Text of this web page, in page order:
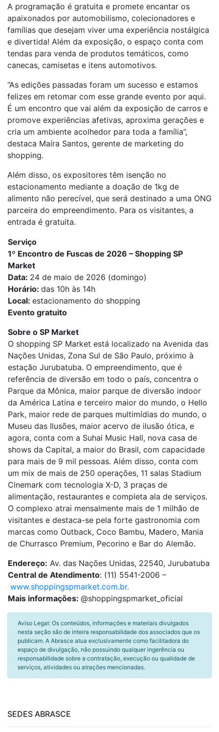
A programação é gratuita e promete encantar os
apaixonados por automobilismo, colecionadores e
famílias que desejam viver uma experiência nostálgica
e divertida! Além da exposição, o espaço conta com
tendas para venda de produtos temáticos, como
canecas, camisetas e itens automotivos.
“As edições passadas foram um sucesso e estamos
felizes em retomar com esse grande evento por aqui.
É um encontro que vai além da exposição de carros e
promove experiências afetivas, aproxima gerações e
cria um ambiente acolhedor para toda a família”,
destaca Maíra Santos, gerente de marketing do
shopping.
Além disso, os expositores têm isenção no
estacionamento mediante a doação de 1kg de
alimento não perecível, que será destinado a uma ONG
parceira do empreendimento. Para os visitantes, a
entrada é gratuita.
Serviço
1º Encontro de Fuscas de 2026 – Shopping SP
Market
Data: 24 de maio de 2026 (domingo)
Horário: das 10h às 14h
Local: estacionamento do shopping
Evento gratuito
Sobre o SP Market
O shopping SP Market está localizado na Avenida das
Nações Unidas, Zona Sul de São Paulo, próximo à
estação Jurubatuba. O empreendimento, que é
referência de diversão em todo o país, concentra o
Parque da Mônica, maior parque de diversão indoor
da América Latina e terceiro maior do mundo, o Hello
Park, maior rede de parques multimídias do mundo, o
Museu das Ilusões, maior acervo de ilusão ótica, e
agora, conta com a Suhai Music Hall, nova casa de
shows da Capital, a maior do Brasil, com capacidade
para mais de 9 mil pessoas. Além disso, conta com
um mix de mais de 250 operações, 11 salas Stadium
Cinemark com tecnologia X-D, 3 praças de
alimentação, restaurantes e completa ala de serviços.
O complexo atrai mensalmente mais de 1 milhão de
visitantes e destaca-se pela forte gastronomia com
marcas como Outback, Coco Bambu, Madero, Mania
de Churrasco Premium, Pecorino e Bar do Alemão.
Endereço: Av. das Nações Unidas, 22540, Jurubatuba
Central de Atendimento: (11) 5541-2006 –
www.shoppingspmarket.com.br.
Mais informações: @shoppingspmarket_oficial
Aviso Legal: Os conteúdos, informações e materiais divulgados
nesta seção são de inteira responsabilidade dos associados que os
publicam. A Abrasce atua exclusivamente como facilitadora do
espaço de divulgação, não possuindo qualquer ingerência ou
responsabilidade sobre a contratação, execução ou qualidade de
serviços, atividades ou atrações mencionadas.
SEDES ABRASCE